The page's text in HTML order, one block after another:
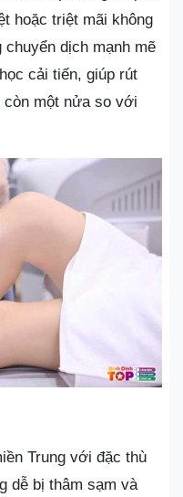
hoặc triệt mãi không
chuyển dịch mạnh mẽ
cải tiến, giúp rút
còn một nửa so với
Trung với đặc thù
dễ bị thâm sạm và